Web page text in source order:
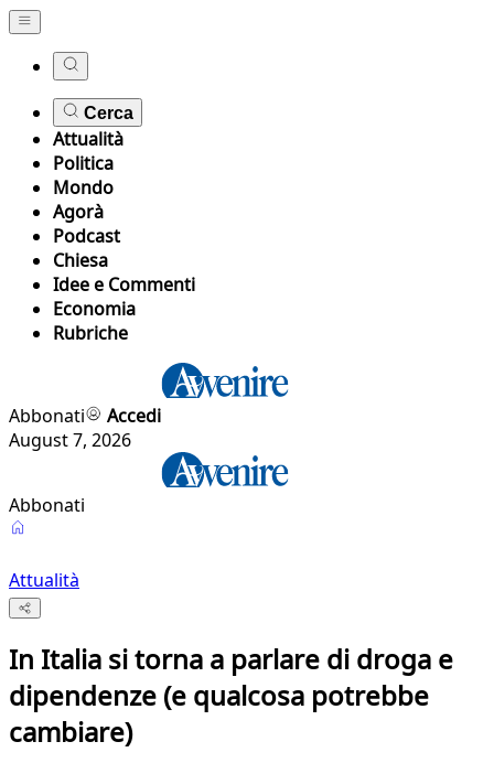
Cerca
Attualità
Politica
Mondo
Agorà
Podcast
Chiesa
Idee e Commenti
Economia
Rubriche
Abbonati
Accedi
August 7, 2026
Abbonati
Attualità
In Italia si torna a parlare di droga e
dipendenze (e qualcosa potrebbe
cambiare)